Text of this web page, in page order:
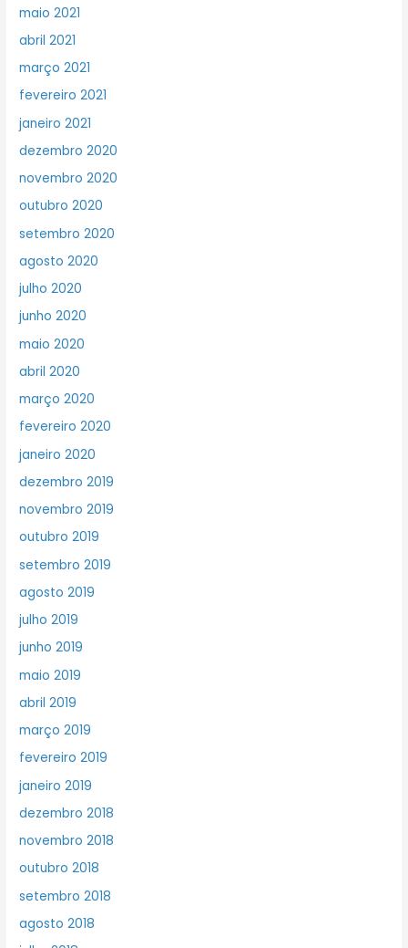
maio 2021
abril 2021
março 2021
fevereiro 2021
janeiro 2021
dezembro 2020
novembro 2020
outubro 2020
setembro 2020
agosto 2020
julho 2020
junho 2020
maio 2020
abril 2020
março 2020
fevereiro 2020
janeiro 2020
dezembro 2019
novembro 2019
outubro 2019
setembro 2019
agosto 2019
julho 2019
junho 2019
maio 2019
abril 2019
março 2019
fevereiro 2019
janeiro 2019
dezembro 2018
novembro 2018
outubro 2018
setembro 2018
agosto 2018